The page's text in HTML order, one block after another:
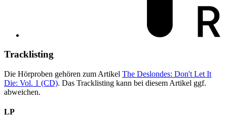
Tracklisting
Die Hörproben gehören zum Artikel The Deslondes: Don't Let It
Die: Vol. 1 (CD). Das Tracklisting kann bei diesem Artikel ggf.
abweichen.
LP